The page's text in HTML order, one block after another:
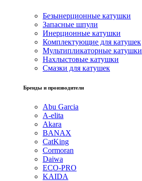
Безынерционные катушки
Запасные шпули
Инерционные катушки
Комплектующие для катушек
Мультипликаторные катушки
Нахлыстовые катушки
Смазки для катушек
Бренды и производители
Abu Garcia
A-elita
Akara
BANAX
CatKing
Cormoran
Daiwa
ECO-PRO
KAIDA